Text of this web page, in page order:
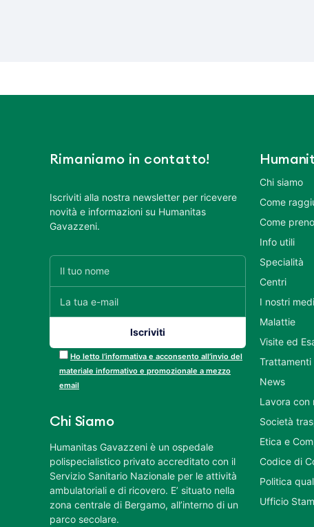
Rimaniamo in contatto!
Iscriviti alla nostra newsletter per ricevere
novità e informazioni su Humanitas
Gavazzeni.
Ho letto l’informativa e acconsento all’invio del
materiale informativo e promozionale a mezzo
email
Chi Siamo
Humanitas Gavazzeni è un ospedale
polispecialistico privato accreditato con il
Servizio Sanitario Nazionale per le attività
ambulatoriali e di ricovero. E’ situato nella
zona centrale di Bergamo, all’interno di un
parco secolare.
Chi siamo
Come
Come
Info utili
Specialità
Centri
I nostri
Malattie
Visite ed
Trattamenti
News
Lavora con
Società
Etica e
Codice di
Politica
Ufficio